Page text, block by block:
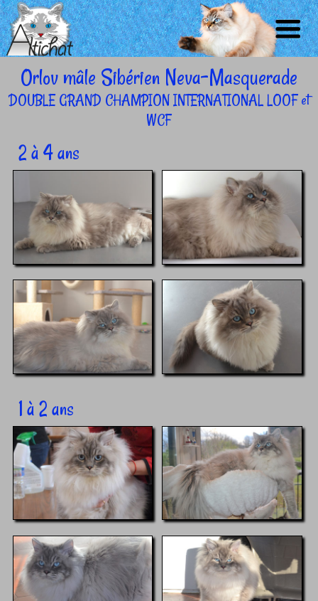
ACCUEIL
NOS
CHATS
IRICHKA
HAVROSHECHKA
WESTA
KALINKA
VADIM
SELENA
RUSSKAYA
CHATONS
NEWS
CHAT
CONTACT
Orlov mâle Sibérien Neva-Masquerade
DOUBLE GRAND CHAMPION INTERNATIONAL LOOF et
WCF
2 à 4 ans
1 à 2 ans